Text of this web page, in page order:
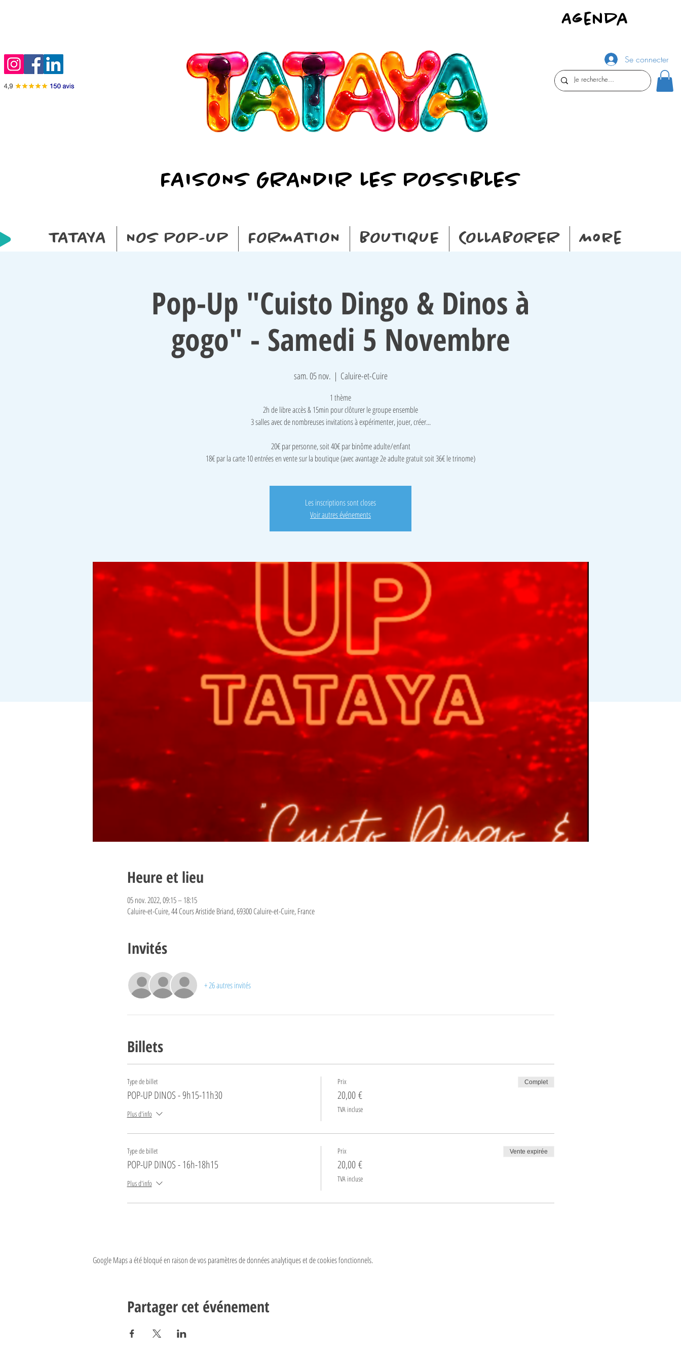
Agenda
Se connecter
FAISONS GRANDIR LES POSSIBLES
TATAYA NOS POP-UP FORMATION BOUTIQUE COLLABORER More
Pop-Up "Cuisto Dingo & Dinos à
gogo" - Samedi 5 Novembre
sam. 05 nov.
  |
Caluire-et-Cuire
1 thème
2h de libre accès & 15min pour clôturer le groupe ensemble
3 salles avec de nombreuses invitations à expérimenter, jouer, créer...
​20€ par personne, soit 40€ par binôme adulte/enfant
18€ par la carte 10 entrées en vente sur la boutique (avec avantage 2e adulte gratuit soit 36€ le trinome)
Les inscriptions sont closes
Voir autres événements
Heure et lieu
05 nov. 2022, 09:15 – 18:15
Caluire-et-Cuire, 44 Cours Aristide Briand, 69300 Caluire-et-Cuire, France
Invités
+ 26 autres invités
Billets
Type de billet
POP-UP DINOS - 9h15-11h30
Plus d'info
Prix
20,00 €
TVA incluse
Complet
Type de billet
POP-UP DINOS - 16h-18h15
Plus d'info
Prix
20,00 €
TVA incluse
Vente expirée
Google Maps a été bloqué en raison de vos paramètres de données analytiques et de cookies fonctionnels.
Partager cet événement